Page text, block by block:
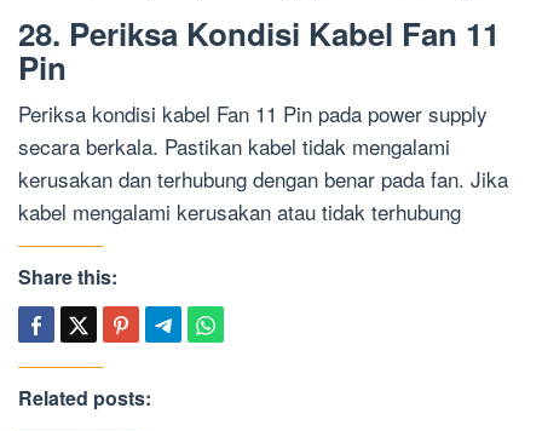
28. Periksa Kondisi Kabel Fan 11
Pin
Periksa kondisi kabel Fan 11 Pin pada power supply
secara berkala. Pastikan kabel tidak mengalami
kerusakan dan terhubung dengan benar pada fan. Jika
kabel mengalami kerusakan atau tidak terhubung
Share this:
Related posts: